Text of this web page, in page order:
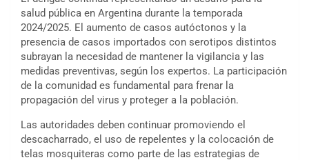
salud pública en Argentina durante la temporada
2024/2025. El aumento de casos autóctonos y la
presencia de casos importados con serotipos distintos
subrayan la necesidad de mantener la vigilancia y las
medidas preventivas, según los expertos. La participación
de la comunidad es fundamental para frenar la
propagación del virus y proteger a la población.
Las autoridades deben continuar promoviendo el
descacharrado, el uso de repelentes y la colocación de
telas mosquiteras como parte de las estrategias de